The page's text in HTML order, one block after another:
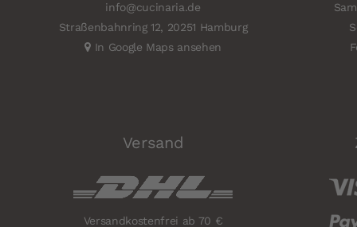
info@cucinaria.de
Straßenbahnring 12, 20251 Hamburg
In Google Maps ansehen
Versand
Versandkostenfrei ab 70 €